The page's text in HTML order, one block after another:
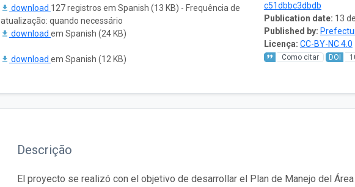
c51dbbc3dbdb
Publication date: 13
Published by:
Licença: CC-BY-NC 4.0
Como citar DOI
download 127 registros em Spanish (13 KB) - Frequência de
atualização: quando necessário
download em Spanish (24 KB)
download em Spanish (12 KB)
Descrição
El proyecto se realizó con el objetivo de desarrollar el Plan de Manejo del